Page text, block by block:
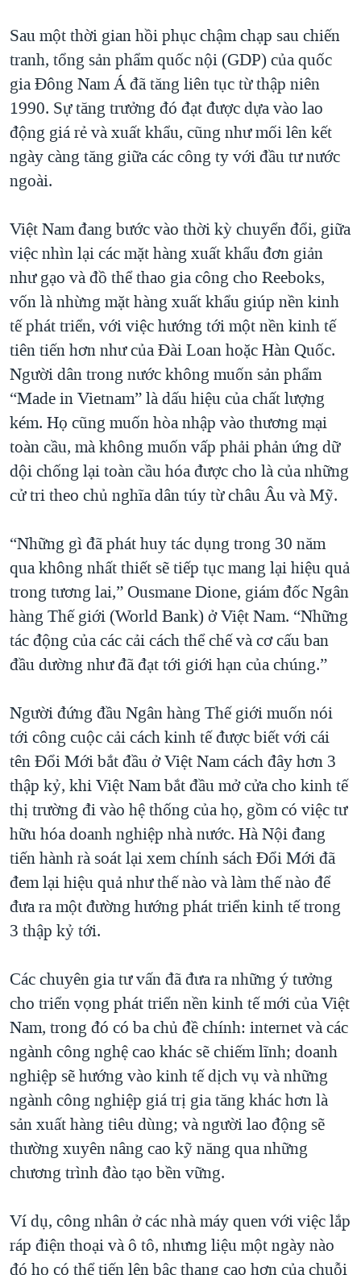
Sau một thời gian hồi phục chậm chạp sau chiến
tranh, tổng sản phẩm quốc nội (GDP) của quốc
gia Đông Nam Á đã tăng liên tục từ thập niên
1990. Sự tăng trưởng đó đạt được dựa vào lao
động giá rẻ và xuất khẩu, cũng như mối lên kết
ngày càng tăng giữa các công ty với đầu tư nước
ngoài.
Việt Nam đang bước vào thời kỳ chuyển đổi, giữa
việc nhìn lại các mặt hàng xuất khẩu đơn giản
như gạo và đồ thể thao gia công cho Reeboks,
vốn là nhừng mặt hàng xuất khẩu giúp nền kinh
tế phát triển, với việc hướng tới một nền kinh tế
tiên tiến hơn như của Đài Loan hoặc Hàn Quốc.
Người dân trong nước không muốn sản phẩm
“Made in Vietnam” là dấu hiệu của chất lượng
kém. Họ cũng muốn hòa nhập vào thương mại
toàn cầu, mà không muốn vấp phải phản ứng dữ
dội chống lại toàn cầu hóa được cho là của những
cử tri theo chủ nghĩa dân túy từ châu Âu và Mỹ.
“Những gì đã phát huy tác dụng trong 30 năm
qua không nhất thiết sẽ tiếp tục mang lại hiệu quả
trong tương lai,” Ousmane Dione, giám đốc Ngân
hàng Thế giới (World Bank) ở Việt Nam. “Những
tác động của các cải cách thể chế và cơ cấu ban
đầu dường như đã đạt tới giới hạn của chúng.”
Người đứng đầu Ngân hàng Thế giới muốn nói
tới công cuộc cải cách kinh tế được biết với cái
tên Đổi Mới bắt đầu ở Việt Nam cách đây hơn 3
thập kỷ, khi Việt Nam bắt đầu mở cửa cho kinh tế
thị trường đi vào hệ thống của họ, gồm có việc tư
hữu hóa doanh nghiệp nhà nước. Hà Nội đang
tiến hành rà soát lại xem chính sách Đổi Mới đã
đem lại hiệu quả như thế nào và làm thế nào để
đưa ra một đường hướng phát triển kinh tế trong
3 thập kỷ tới.
Các chuyên gia tư vấn đã đưa ra những ý tưởng
cho triển vọng phát triển nền kinh tế mới của Việt
Nam, trong đó có ba chủ đề chính: internet và các
ngành công nghệ cao khác sẽ chiếm lĩnh; doanh
nghiệp sẽ hướng vào kinh tế dịch vụ và những
ngành công nghiệp giá trị gia tăng khác hơn là
sản xuất hàng tiêu dùng; và người lao động sẽ
thường xuyên nâng cao kỹ năng qua những
chương trình đào tạo bền vững.
Ví dụ, công nhân ở các nhà máy quen với việc lắp
ráp điện thoại và ô tô, nhưng liệu một ngày nào
đó họ có thể tiến lên bậc thang cao hơn của chuỗi